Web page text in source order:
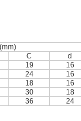
C
d
19 16
24 16
18 16
30 18
36 24